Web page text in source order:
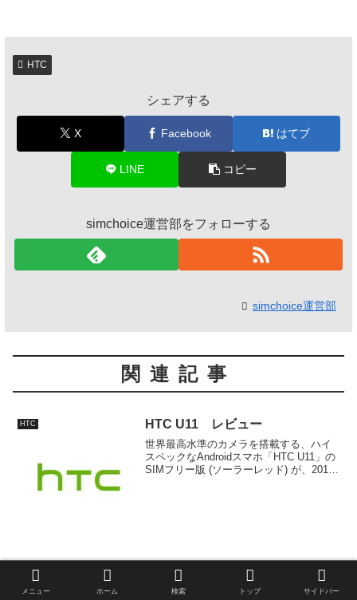
HTC
シェアする
X Facebook はてブ
LINE コピー
simchoice運営部をフォローする
simchoice運営部
関連記事
HTC HTC U11 レビュー
世界最高水準のカメラを搭載する、ハイ
スペックなAndroidスマホ「HTC U11」の
SIMフリー版 (ソーラーレッド) が、2018
価格・発売日・レビュー
メニュー ホーム 検索 トップ サイドバー